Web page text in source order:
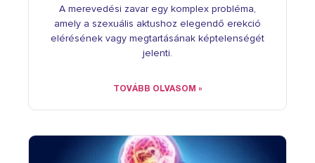
A merevedési zavar egy komplex probléma,
amely a szexuális aktushoz elegendő erekció
elérésének vagy megtartásának képtelenségét
jelenti.
TOVÁBB OLVASOM »